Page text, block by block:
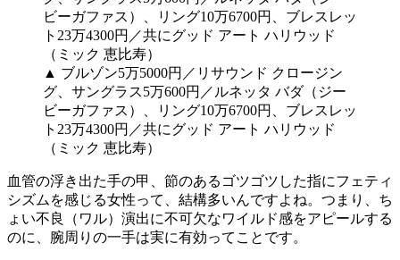
▲ ブルゾン5万5000円／リサウンド クロージン
グ、サングラス5万600円／ルネッタ バダ（ジー
ビーガファス）、リング10万6700円、ブレスレッ
ト23万4300円／共にグッド アート ハリウッド
（ミック 恵比寿）
血管の浮き出た手の甲、節のあるゴツゴツした指にフェティ
シズムを感じる女性って、結構多いんですよね。つまり、ち
ょい不良（ワル）演出に不可欠なワイルド感をアピールする
のに、腕周りの一手は実に有効ってことです。